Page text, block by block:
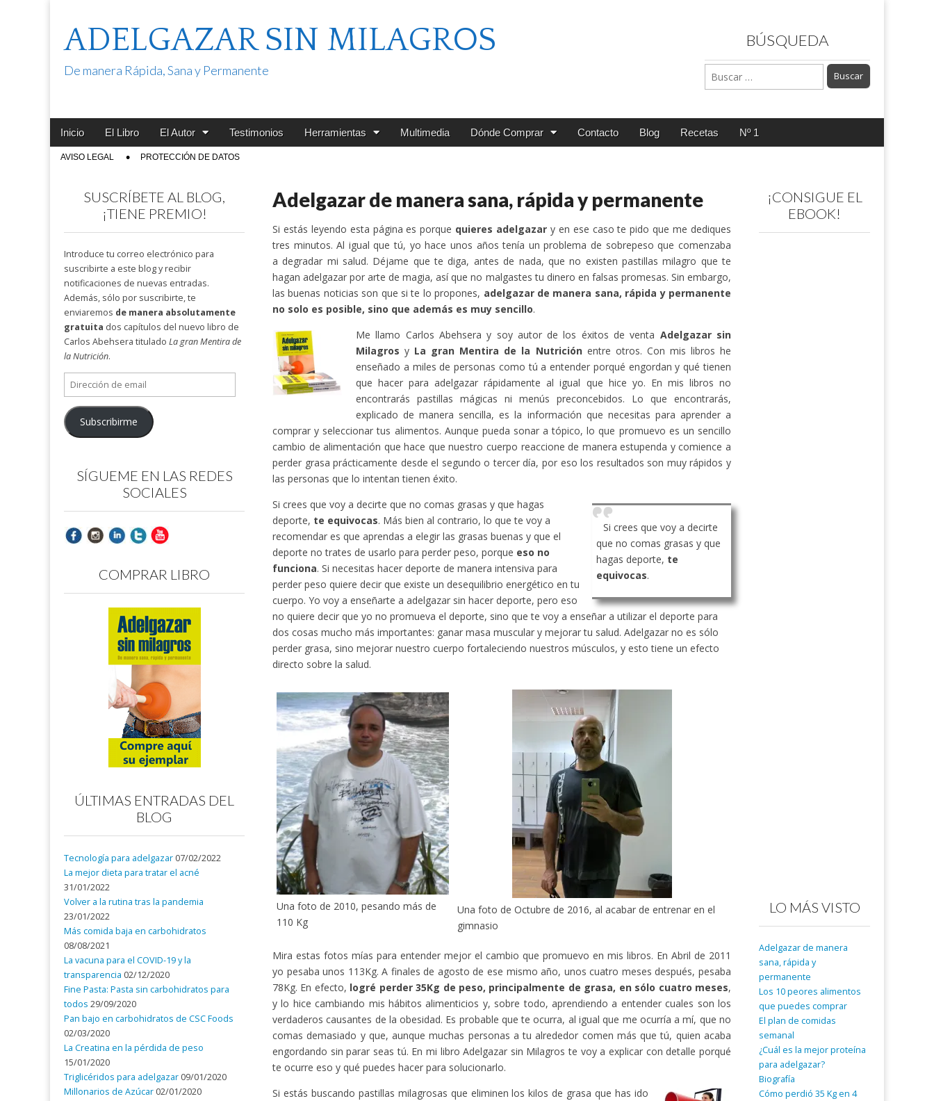
ADELGAZAR SIN MILAGROS
De manera Rápida, Sana y Permanente
BÚSQUEDA
Buscar:
Main
Skip
content
Inicio El Libro El Autor Testimonios Herramientas Multimedia Dónde Comprar Contacto Blog Recetas Nº 1
SubAVISO LEGAL PROTECCIÓN DE DATOS
Adelgazar de manera sana, rápida y permanente
Si estás leyendo esta página es porque quieres adelgazar y en ese caso te pido que me dediques
tres minutos. Al igual que tú, yo hace unos años tenía un problema de sobrepeso que comenzaba
a degradar mi salud. Déjame que te diga, antes de nada, que no existen pastillas milagro que te
hagan adelgazar por arte de magia, así que no malgastes tu dinero en falsas promesas. Sin embargo,
las buenas noticias son que si te lo propones, adelgazar de manera sana, rápida y permanente
no solo es posible, sino que además es muy sencillo.
Me llamo Carlos Abehsera y soy autor de los éxitos de venta Adelgazar sin
Milagros y La gran Mentira de la Nutriciónentre otros. Con mis libros he
enseñado a miles de personas como tú a entender porqué engordan y qué tienen
que hacer para adelgazar rápidamente al igual que hice yo. En mis libros no
encontrarás pastillas mágicas ni menús preconcebidos. Lo que encontrarás,
explicado de manera sencilla, es la información que necesitas para aprender a
comprar y seleccionar tus alimentos. Aunque pueda sonar a tópico, lo que promuevo es un sencillo
cambio de alimentación que hace que nuestro cuerpo reaccione de manera estupenda y comience a
perder grasa prácticamente desde el segundo o tercer día, por eso los resultados son muy rápidos y
las personas que lo intentan tienen éxito.
Si crees que voy a decirte
que no comas grasas y que
hagas deporte, te
equivocas.
Si crees que voy a decirte que no comas grasas y que hagas
deporte, te equivocas. Más bien al contrario, lo que te voy a
recomendar es que aprendas a elegir las grasas buenas y que el
deporte no trates de usarlo para perder peso, porque eso no
funciona. Si necesitas hacer deporte de manera intensiva para
perder peso quiere decir que existe un desequilibrio energético en tu
cuerpo. Yo voy a enseñarte a adelgazar sin hacer deporte, pero eso
no quiere decir que yo no promueva el deporte, sino que te voy a enseñar a utilizar el deporte para
dos cosas mucho más importantes: ganar masa muscular y mejorar tu salud. Adelgazar no es sólo
perder grasa, sino mejorar nuestro cuerpo fortaleciendo nuestros músculos, y esto tiene un efecto
directo sobre la salud.
Una foto de 2010, pesando más de
110 Kg
Una foto de Octubre de 2016, al acabar de entrenar en el
gimnasio
Mira estas fotos mías para entender mejor el cambio que promuevo en mis libros. En Abril de 2011
yo pesaba unos 113Kg. A finales de agosto de ese mismo año, unos cuatro meses después, pesaba
78Kg. En efecto, logré perder 35Kg de peso, principalmente de grasa, en sólo cuatro meses,
y lo hice cambiando mis hábitos alimenticios y, sobre todo, aprendiendo a entender cuales son los
verdaderos causantes de la obesidad. Es probable que te ocurra, al igual que me ocurría a mí, que no
comas demasiado y que, aunque muchas personas a tu alrededor comen más que tú, quien acaba
engordando sin parar seas tú. En mi libro Adelgazar sin Milagros te voy a explicar con detalle porqué
te ocurre eso y qué puedes hacer para solucionarlo.
Si estás buscando pastillas milagrosas que eliminen los kilos de grasa que has ido
SUSCRÍBETE AL BLOG,
¡TIENE PREMIO!
Introduce tu correo electrónico para
suscribirte a este blog y recibir
notificaciones de nuevas entradas.
Además, sólo por suscribirte, te
enviaremos de manera absolutamente
gratuita dos capítulos del nuevo libro de
Carlos Abehsera titulado La gran Mentira de
la Nutrición.
Dirección
de
email
Subscribirme
SÍGUEME EN LAS REDES
SOCIALES
COMPRAR LIBRO
ÚLTIMAS ENTRADAS DEL
BLOG
Tecnología para adelgazar 07/02/2022
La mejor dieta para tratar el acné
31/01/2022
Volver a la rutina tras la pandemia
23/01/2022
Más comida baja en carbohidratos
08/08/2021
La vacuna para el COVID-19 y la
transparencia 02/12/2020
Fine Pasta: Pasta sin carbohidratos para
todos 29/09/2020
Pan bajo en carbohidratos de CSC Foods
02/03/2020
La Creatina en la pérdida de peso
15/01/2020
Triglicéridos para adelgazar 09/01/2020
Millonarios de Azúcar 02/01/2020
¡CONSIGUE EL
EBOOK!
LO MÁS VISTO
Adelgazar de manera
sana, rápida y
permanente
Los 10 peores alimentos
que puedes comprar
El plan de comidas
semanal
¿Cuál es la mejor proteína
para adelgazar?
Biografía
Cómo perdió 35 Kg en 4